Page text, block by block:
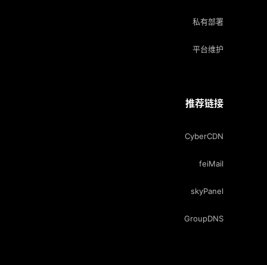
私有部署
平台维护
推荐链接
CyberCDN
feiMail
skyPanel
GroupDNS